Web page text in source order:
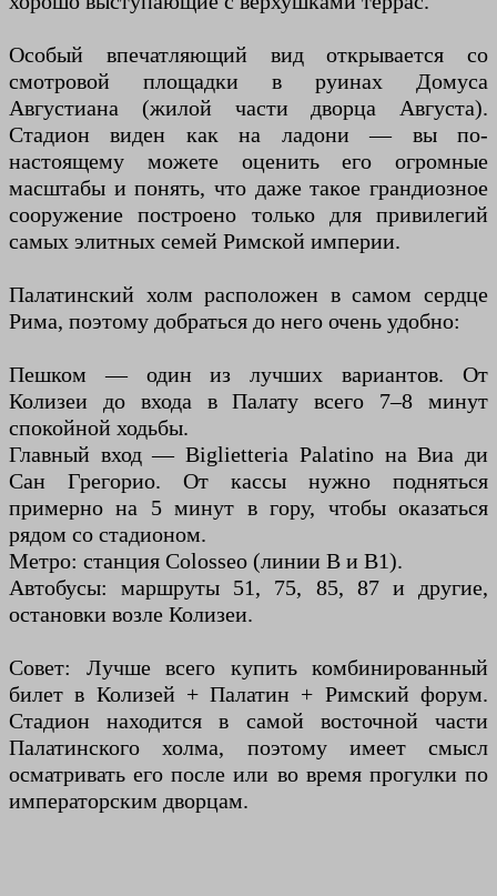
Особый впечатляющий вид открывается со
смотровой площадки в руинах Домуса
Августиана (жилой части дворца Августа).
Стадион виден как на ладони — вы по-
настоящему можете оценить его огромные
масштабы и понять, что даже такое грандиозное
сооружение построено только для привилегий
самых элитных семей Римской империи.
Палатинский холм расположен в самом сердце
Рима, поэтому добраться до него очень удобно:
Пешком — один из лучших вариантов. От
Колизеи до входа в Палату всего 7–8 минут
спокойной ходьбы.
Главный вход — Biglietteria Palatino на Виа ди
Сан Грегорио. От кассы нужно подняться
примерно на 5 минут в гору, чтобы оказаться
рядом со стадионом.
Метро: станция Colosseo (линии B и B1).
Автобусы: маршруты 51, 75, 85, 87 и другие,
остановки возле Колизеи.
Совет: Лучше всего купить комбинированный
билет в Колизей + Палатин + Римский форум.
Стадион находится в самой восточной части
Палатинского холма, поэтому имеет смысл
осматривать его после или во время прогулки по
императорским дворцам.